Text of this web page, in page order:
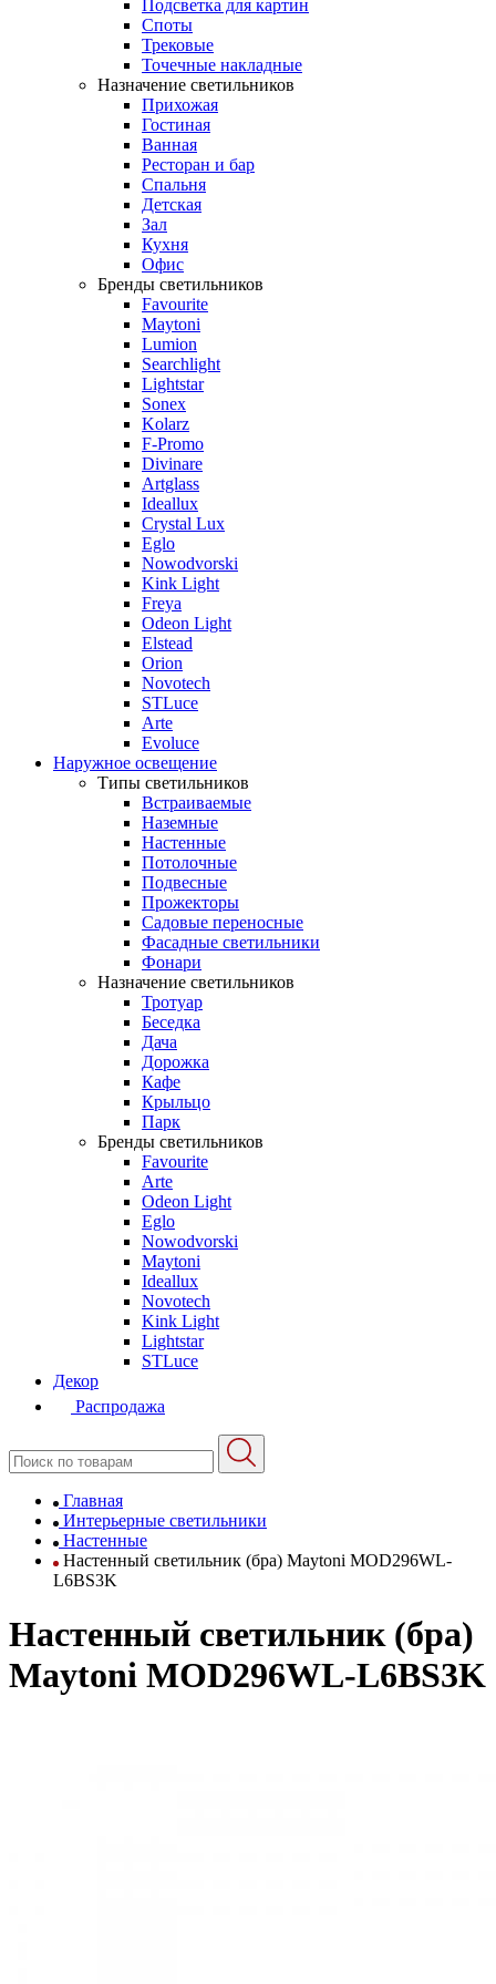
Подсветка для картин
Споты
Трековые
Точечные накладные
Назначение светильников
Прихожая
Гостиная
Ванная
Ресторан и бар
Спальня
Детская
Зал
Кухня
Офис
Бренды светильников
Favourite
Maytoni
Lumion
Searchlight
Lightstar
Sonex
Kolarz
F-Promo
Divinare
Artglass
Ideallux
Crystal Lux
Eglo
Nowodvorski
Kink Light
Freya
Odeon Light
Elstead
Orion
Novotech
STLuce
Arte
Evoluce
Наружное освещение
Типы светильников
Встраиваемые
Наземные
Настенные
Потолочные
Подвесные
Прожекторы
Садовые переносные
Фасадные светильники
Фонари
Назначение светильников
Тротуар
Беседка
Дача
Дорожка
Кафе
Крыльцо
Парк
Бренды светильников
Favourite
Arte
Odeon Light
Eglo
Nowodvorski
Maytoni
Ideallux
Novotech
Kink Light
Lightstar
STLuce
Декор
Распродажа
Главная
Интерьерные светильники
Настенные
Настенный светильник (бра) Maytoni MOD296WL-
L6BS3K
Настенный светильник (бра)
Maytoni MOD296WL-L6BS3K